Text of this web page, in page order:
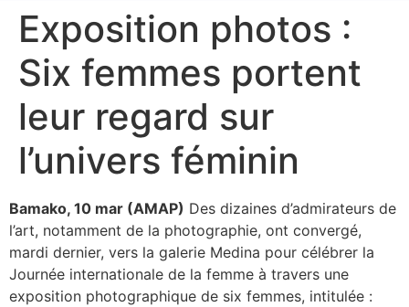
Exposition photos :
Six femmes portent
leur regard sur
l’univers féminin
Bamako, 10 mar (AMAP) Des dizaines d’admirateurs de
l’art, notamment de la photographie, ont convergé,
mardi dernier, vers la galerie Medina pour célébrer la
Journée internationale de la femme à travers une
exposition photographique de six femmes, intitulée :